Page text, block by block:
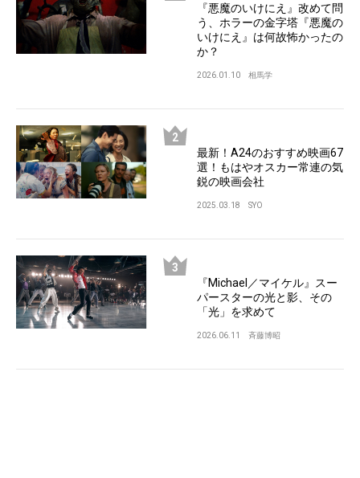
『悪魔のいけにえ』改めて問
う、ホラーの金字塔『悪魔の
いけにえ』は何故怖かったの
か？
2026.01.10 相馬学
最新！A24のおすすめ映画67
選！もはやオスカー常連の気
鋭の映画会社
2025.03.18 SYO
『Michael／マイケル』スー
パースターの光と影、その
「光」を求めて
2026.06.11 斉藤博昭